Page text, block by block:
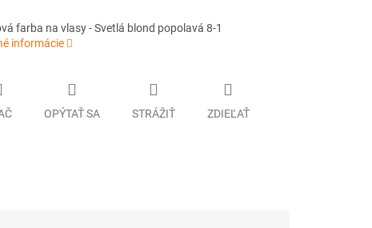
farba na vlasy - Svetlá blond popolavá 8-1
informácie
OPÝTAŤ SA STRÁŽIŤ ZDIEĽAŤ